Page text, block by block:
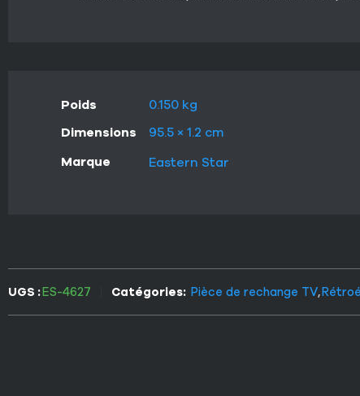
Poids
0.150 kg
Dimensions
95.5 × 1.2 cm
Marque
Eastern Star
UGS :ES-4627 Catégories: Pièce de rechange TV,